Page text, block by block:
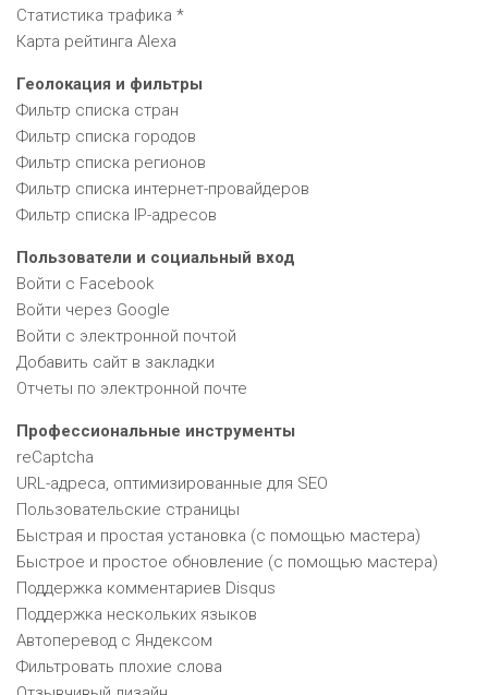
Статистика трафика *
Карта рейтинга Alexa
Геолокация и фильтры
Фильтр списка стран
Фильтр списка городов
Фильтр списка регионов
Фильтр списка интернет-провайдеров
Фильтр списка IP-адресов
Пользователи и социальный вход
Войти с Facebook
Войти через Google
Войти с электронной почтой
Добавить сайт в закладки
Отчеты по электронной почте
Профессиональные инструменты
reCaptcha
URL-адреса, оптимизированные для SEO
Пользовательские страницы
Быстрая и простая установка (с помощью мастера)
Быстрое и простое обновление (с помощью мастера)
Поддержка комментариев Disqus
Поддержка нескольких языков
Автоперевод с Яндексом
Фильтровать плохие слова